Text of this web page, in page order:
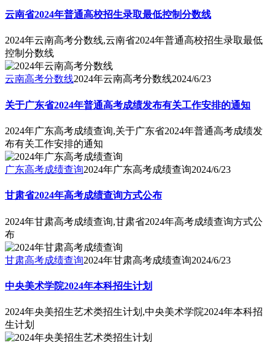
云南省2024年普通高校招生录取最低控制分数线
2024年云南高考分数线,云南省2024年普通高校招生录取最低
控制分数线
云南高考分数线2024年云南高考分数线2024/6/23
关于广东省2024年普通高考成绩发布有关工作安排的通知
2024年广东高考成绩查询,关于广东省2024年普通高考成绩发
布有关工作安排的通知
广东高考成绩查询2024年广东高考成绩查询2024/6/23
甘肃省2024年高考成绩查询方式公布
2024年甘肃高考成绩查询,甘肃省2024年高考成绩查询方式公
布
甘肃高考成绩查询2024年甘肃高考成绩查询2024/6/23
中央美术学院2024年本科招生计划
2024年央美招生艺术类招生计划,中央美术学院2024年本科招
生计划